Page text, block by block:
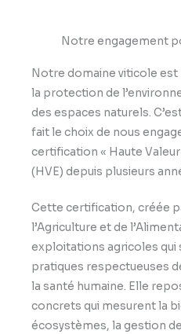
Notre engagement
Notre domaine viticole
la protection de
des espaces naturels.
fait le choix de nous
certification « Haute
(HVE) depuis plusieurs
Cette certification, créée
l’Agriculture et de
exploitations agricoles qui
pratiques respectueuses
la santé humaine. Elle
concrets qui mesurent la
écosystèmes, la gestion